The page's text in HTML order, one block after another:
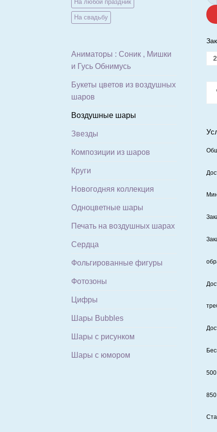
На любой праздник
На свадьбу
Аниматоры : Соник , Мишки
и Гусь Обнимусь
Букеты цветов из воздушных
шаров
Воздушные шары
Звезды
Композиции из шаров
Круги
Новогодняя коллекция
Одноцветные шары
Печать на воздушных шарах
Сердца
Фольгированные фигуры
Фотозоны
Цифры
Шары Bubbles
Шары с рисунком
Шары с юмором
500
850